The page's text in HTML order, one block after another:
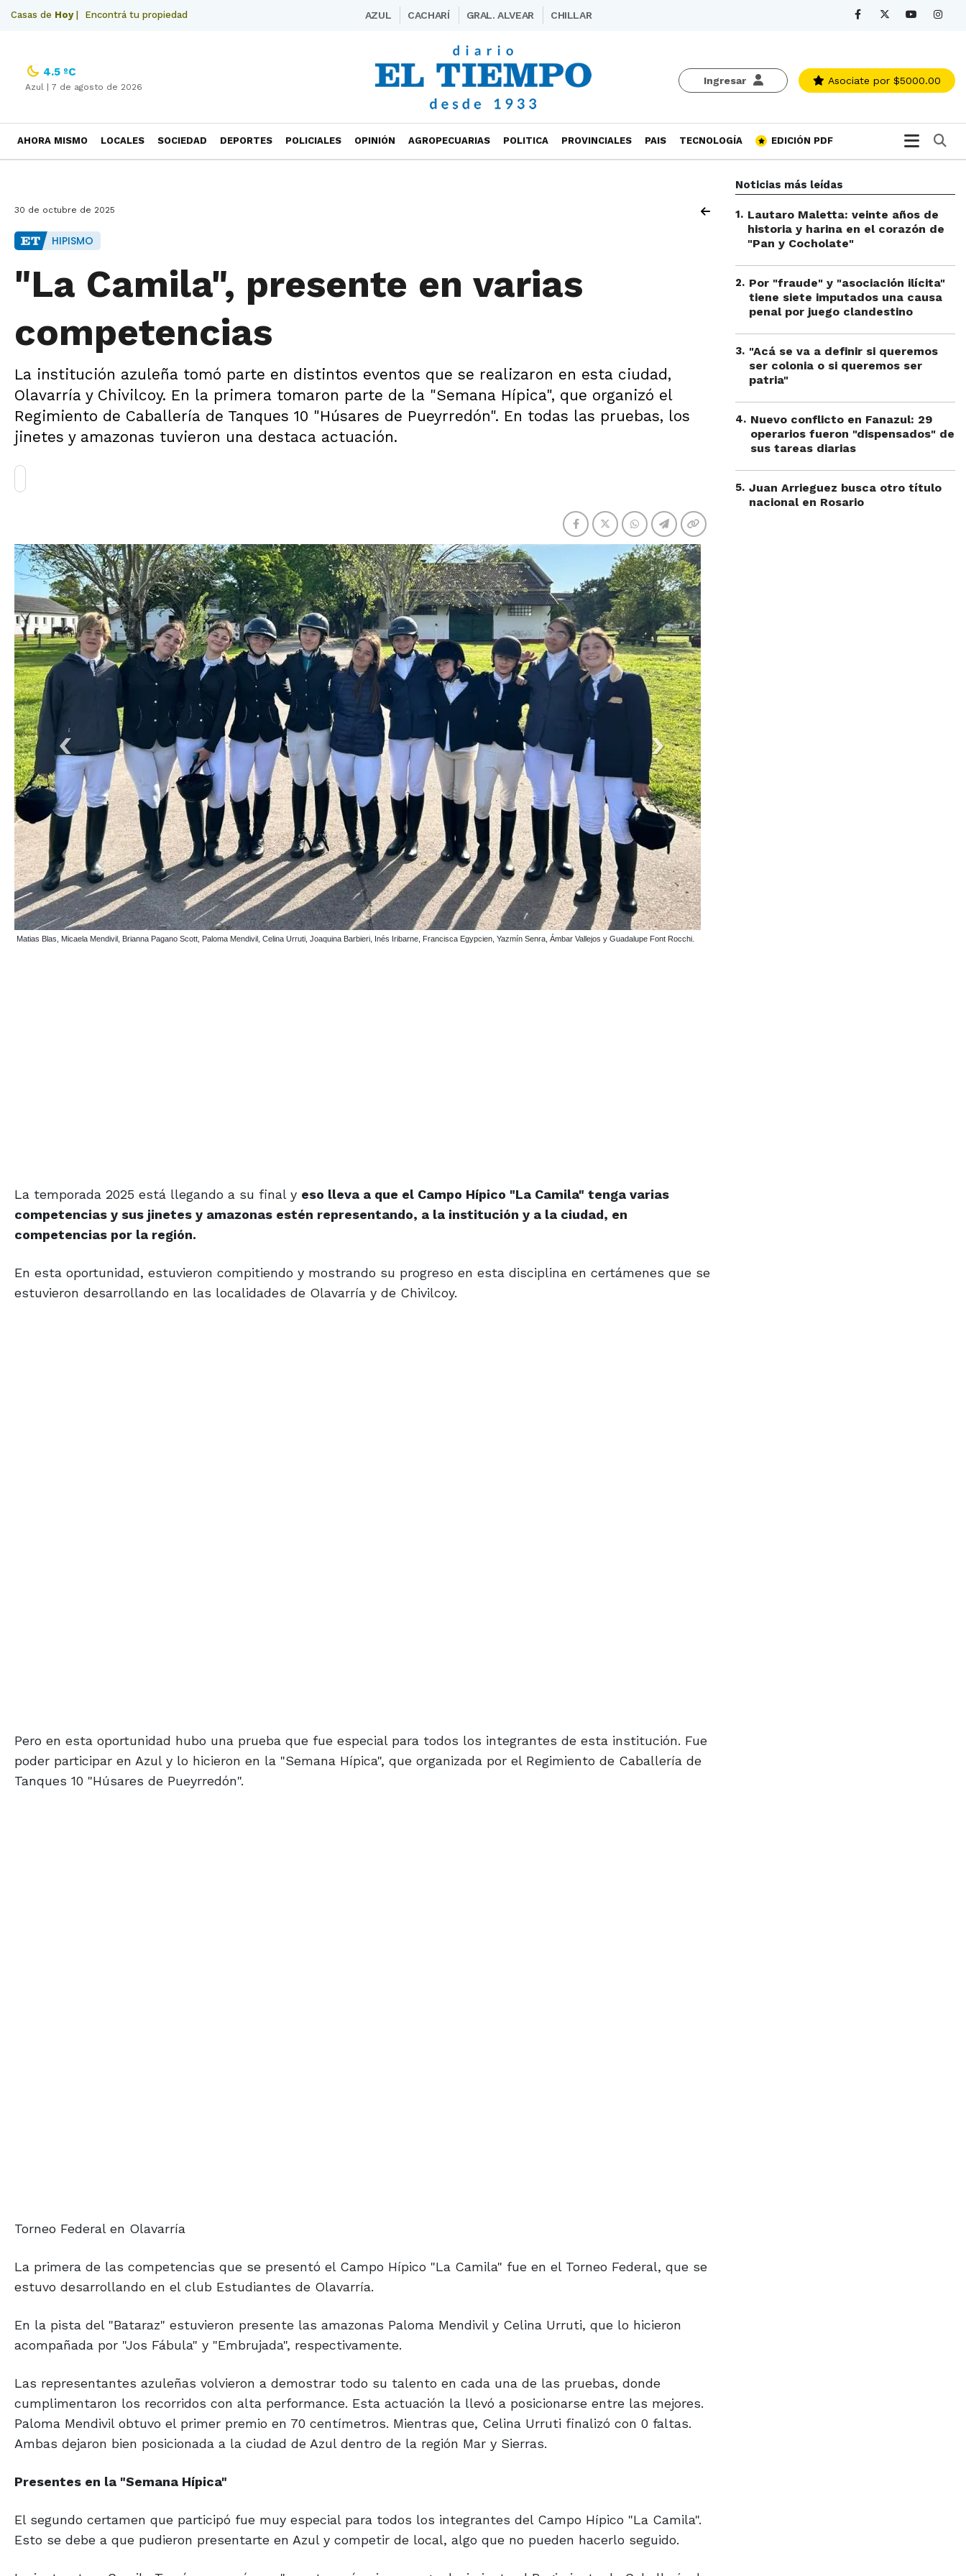
Casas de Hoy| Encontrá tu propiedad AZUL CACHARÍ GRAL. ALVEAR CHILLAR
Ingresar Asociate por $5000.00
4.5 ºC
Azul | 7 de agosto de 2026
AHORA MISMO LOCALES SOCIEDAD DEPORTES POLICIALES OPINIÓN AGROPECUARIAS POLITICA PROVINCIALES PAIS TECNOLOGÍA EDICIÓN PDF
30 de octubre de 2025
HIPISMO
"La Camila", presente en varias
competencias
La institución azuleña tomó parte en distintos eventos que se realizaron en esta ciudad,
Olavarría y Chivilcoy. En la primera tomaron parte de la "Semana Hípica", que organizó el
Regimiento de Caballería de Tanques 10 "Húsares de Pueyrredón". En todas las pruebas, los
jinetes y amazonas tuvieron una destaca actuación.
Matías Blas y Milagros Armentano (montados) subieron al podio en la categoría 50 centímetros en la competencia.
La temporada 2025 está llegando a su final y eso lleva a que el Campo Hípico "La Camila" tenga varias
competencias y sus jinetes y amazonas estén representando, a la institución y a la ciudad, en
competencias por la región.
En esta oportunidad, estuvieron compitiendo y mostrando su progreso en esta disciplina en certámenes que se
estuvieron desarrollando en las localidades de Olavarría y de Chivilcoy.
Pero en esta oportunidad hubo una prueba que fue especial para todos los integrantes de esta institución. Fue
poder participar en Azul y lo hicieron en la "Semana Hípica", que organizada por el Regimiento de Caballería de
Tanques 10 "Húsares de Pueyrredón".
Torneo Federal en Olavarría
La primera de las competencias que se presentó el Campo Hípico "La Camila" fue en el Torneo Federal, que se
estuvo desarrollando en el club Estudiantes de Olavarría.
En la pista del "Bataraz" estuvieron presente las amazonas Paloma Mendivil y Celina Urruti, que lo hicieron
acompañada por "Jos Fábula" y "Embrujada", respectivamente.
Las representantes azuleñas volvieron a demostrar todo su talento en cada una de las pruebas, donde
cumplimentaron los recorridos con alta performance. Esta actuación la llevó a posicionarse entre las mejores.
Paloma Mendivil obtuvo el primer premio en 70 centímetros. Mientras que, Celina Urruti finalizó con 0 faltas.
Ambas dejaron bien posicionada a la ciudad de Azul dentro de la región Mar y Sierras.
Presentes en la "Semana Hípica"
El segundo certamen que participó fue muy especial para todos los integrantes del Campo Hípico "La Camila".
Esto se debe a que pudieron presentarte en Azul y competir de local, algo que no pueden hacerlo seguido.
Noticias más leídas
1. Lautaro Maletta: veinte años de
historia y harina en el corazón de
"Pan y Cocholate"
2. Por "fraude" y "asociación ilícita"
tiene siete imputados una causa
penal por juego clandestino
3. "Acá se va a definir si queremos
ser colonia o si queremos ser
patria"
4. Nuevo conflicto en Fanazul: 29
operarios fueron "dispensados" de
sus tareas diarias
5. Juan Arrieguez busca otro título
nacional en Rosario